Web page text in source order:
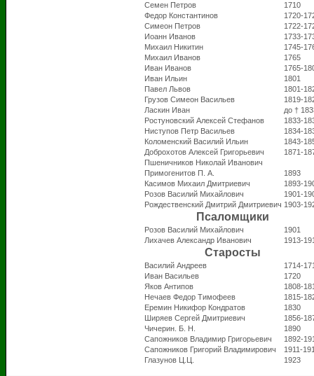
Семен Петров
1710
Федор Константинов
1720-
Симеон Петров
1722-
Иоанн Иванов
1733-
Михаил Никитин
1745-
Михаил Иванов
1765
Иван Иванов
1765-
Иван Ильин
1801
Павел Львов
1801-
Грузов Симеон Васильев
1819-
Ласкин Иван
до †
Ростуновский Алексей Стефанов
1833-
Ниступов Петр Васильев
1834-
Коломенский Василий Ильин
1843-
Доброхотов Алексей Григорьевич
1871-
Пшеничников Николай Иванович
Примогенитов П. А.
1893
Касимов Михаил Дмитриевич
1893-
Розов Василий Михайлович
1901-
Рождественский Дмитрий Дмитриевич 1903-
Псаломщики
Розов Василий Михайлович
1901
Лихачев Александр Иванович
1913-
Старосты
Василий Андреев
1714-
Иван Васильев
1720
Яков Антипов
1808-
Нечаев Федор Тимофеев
1815-
Еремин Никифор Кондратов
1830
Ширяев Сергей Дмитриевич
1856-
Чичерин. Б. Н.
1890
Сапожников Владимир Григорьевич
1892-
Сапожников Григорий Владимирович
1911-
Глазунов Ц.Ц.
1923